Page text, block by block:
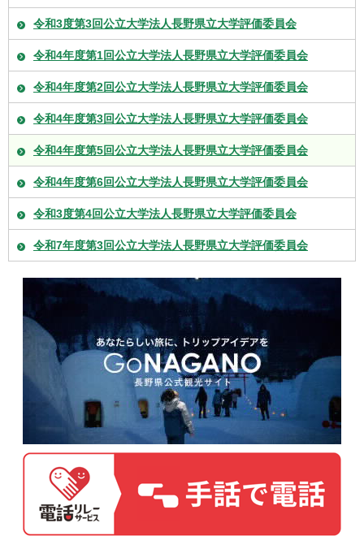
令和3度第3回公立大学法人長野県立大学評価委員会
令和4年度第1回公立大学法人長野県立大学評価委員会
令和4年度第2回公立大学法人長野県立大学評価委員会
令和4年度第3回公立大学法人長野県立大学評価委員会
令和4年度第5回公立大学法人長野県立大学評価委員会
令和4年度第6回公立大学法人長野県立大学評価委員会
令和3度第4回公立大学法人長野県立大学評価委員会
令和7年度第3回公立大学法人長野県立大学評価委員会